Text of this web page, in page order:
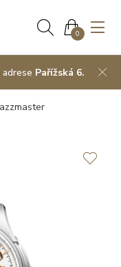
0
adrese Pařížská 6.